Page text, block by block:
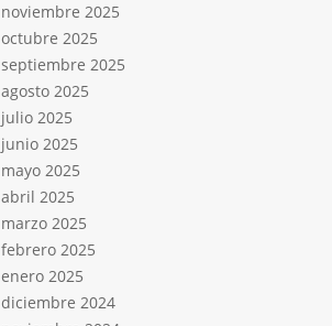
noviembre 2025
octubre 2025
septiembre 2025
agosto 2025
julio 2025
junio 2025
mayo 2025
abril 2025
marzo 2025
febrero 2025
enero 2025
diciembre 2024